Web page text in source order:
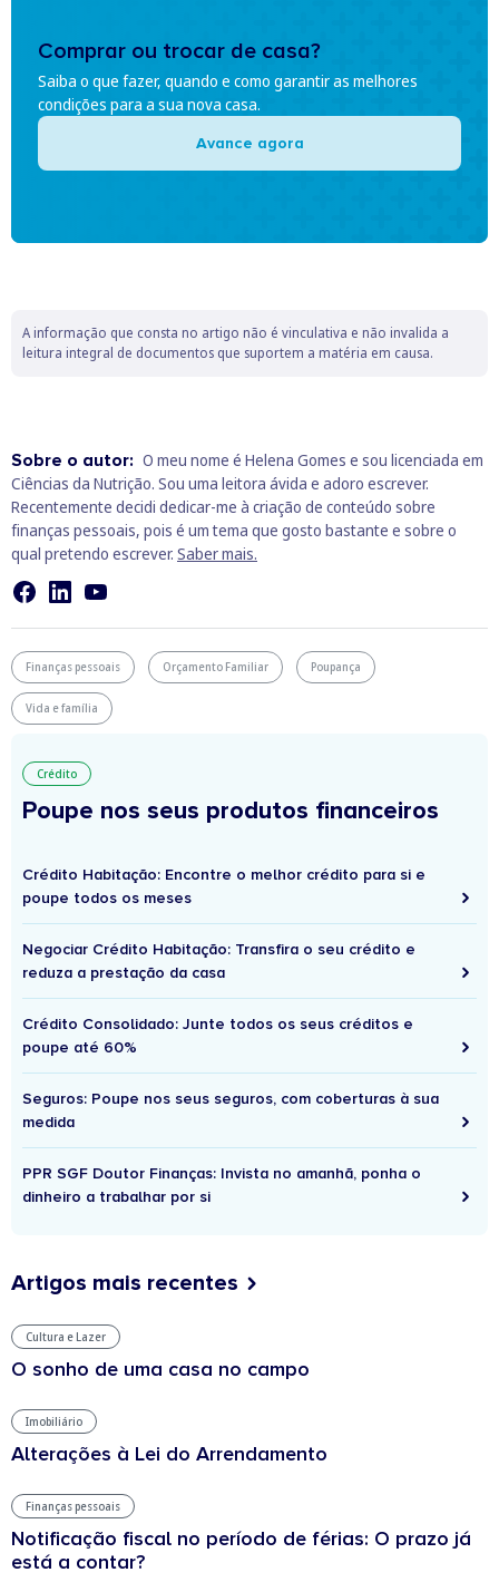
Comprar ou trocar de casa?
Saiba o que fazer, quando e como garantir as melhores
condições para a sua nova casa.
Avance agora
A informação que consta no artigo não é vinculativa e não invalida a
leitura integral de documentos que suportem a matéria em causa.
Sobre o autor: O meu nome é Helena Gomes e sou licenciada em
Ciências da Nutrição. Sou uma leitora ávida e adoro escrever.
Recentemente decidi dedicar-me à criação de conteúdo sobre
finanças pessoais, pois é um tema que gosto bastante e sobre o
qual pretendo escrever. Saber mais.
Finanças pessoais Orçamento Familiar Poupança
Vida e família
Crédito
Poupe nos seus produtos financeiros
Crédito Habitação: Encontre o melhor crédito para si e
poupe todos os meses
Negociar Crédito Habitação: Transfira o seu crédito e
reduza a prestação da casa
Crédito Consolidado: Junte todos os seus créditos e
poupe até 60%
Seguros: Poupe nos seus seguros, com coberturas à sua
medida
PPR SGF Doutor Finanças: Invista no amanhã, ponha o
dinheiro a trabalhar por si
Artigos mais recentes
Cultura e Lazer
O sonho de uma casa no campo
Imobiliário
Alterações à Lei do Arrendamento
Finanças pessoais
Notificação fiscal no período de férias: O prazo já
está a contar?